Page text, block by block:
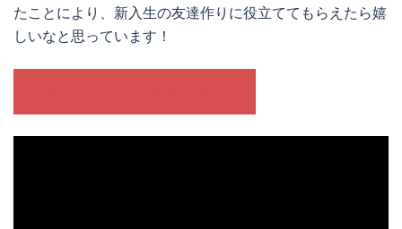
たことにより、新入生の友達作りに役立ててもらえたら嬉
しいなと思っています！